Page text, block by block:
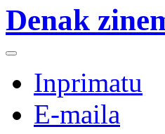
Denak
Inprimatu
E-maila